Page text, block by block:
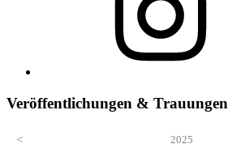
Veröffentlichungen & Trauungen
< 2025